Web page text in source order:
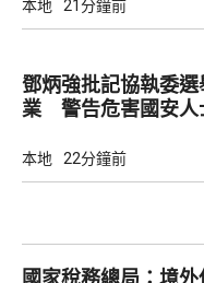
本地 21分鐘前
鄧炳強批記協執委選
業 警告危害國安人
本地 22分鐘前
國家稅務總局：境